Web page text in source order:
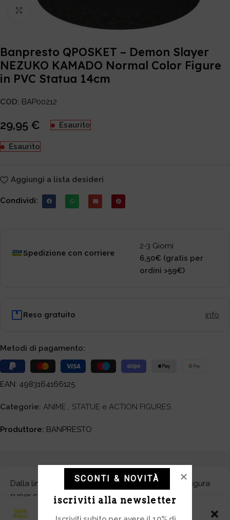
Gestisci Consenso
Click to enlarge
Banpresto QPOSKET – Demon Slayer
NEZUKO KAMADO Normal Color Figure
in PVC Statua 14cm
COD: BAP00212
29,95 € Esaurito
Esaurito
Aggiungi a lista desideri
Condividi:
Spedizione con corriere
2-3 Giorni
6,50€ (gratis per
ordini >59€)
Reso gratuito info
Metodi di pagamento:
EAN: 4983164166125
Categorie: ANIME , STATUE e ACTION FIGURES
Produttore: BANPRESTO
Dalla linea “Q Posket” di Banpresto arriva questa figura
super carina.
SCONTI & NOVITÀ
iscriviti alla newsletter